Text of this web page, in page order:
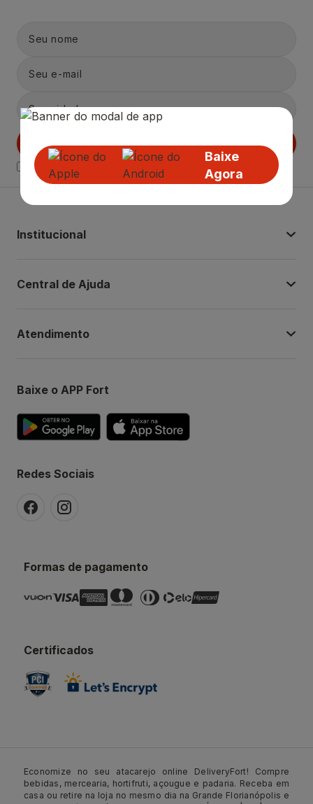
Baixe
Agora
Cadastrar
Declaro estar ciente das
Institucional
Central de Ajuda
Atendimento
Baixe o APP Fort
Redes Sociais
Formas de pagamento
Certificados
Economize no seu atacarejo online DeliveryFort! Compre
bebidas, mercearia, hortifruti, açougue e padaria. Receba em
casa ou retire na loja no mesmo dia na Grande Florianópolis e